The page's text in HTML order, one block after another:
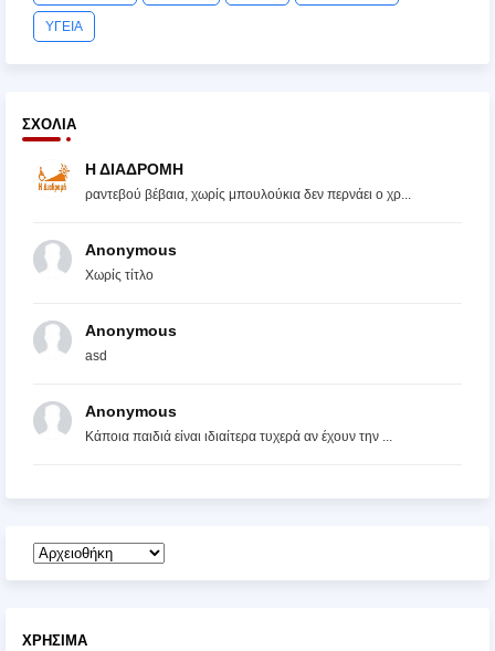
ΥΓΕΙΑ
ΣΧΌΛΙΑ
Η ΔΙΑΔΡΟΜΗ
ραντεβού βέβαια, χωρίς μπουλούκια δεν περνάει ο χρ...
Anonymous
Χωρίς τίτλο
Anonymous
asd
Anonymous
Κάποια παιδιά είναι ιδιαίτερα τυχερά αν έχουν την ...
ΧΡΉΣΙΜΑ